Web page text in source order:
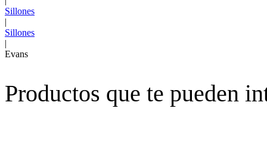
Sillones
|
Sillones
|
Evans
Productos que te pueden